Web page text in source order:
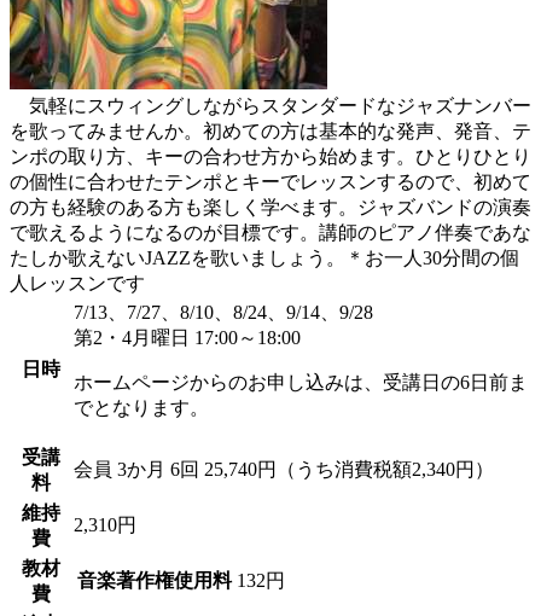
気軽にスウィングしながらスタンダードなジャズナンバー
を歌ってみませんか。初めての方は基本的な発声、発音、テ
ンポの取り方、キーの合わせ方から始めます。ひとりひとり
の個性に合わせたテンポとキーでレッスンするので、初めて
の方も経験のある方も楽しく学べます。ジャズバンドの演奏
で歌えるようになるのが目標です。講師のピアノ伴奏であな
たしか歌えないJAZZを歌いましょう。＊お一人30分間の個
人レッスンです
日時
7/13、7/27、8/10、8/24、9/14、9/28
第2・4月曜日 17:00～18:00
ホームページからのお申し込みは、受講日の6日前ま
でとなります。
受講
料
会員 3か月 6回 25,740円（うち消費税額2,340円）
維持
費
2,310円
教材
費
音楽著作権使用料 132円